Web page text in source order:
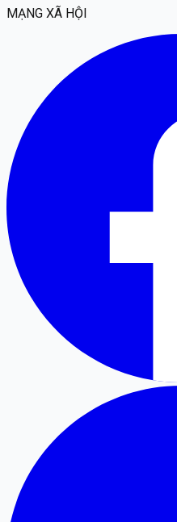
MẠNG XÃ HỘI